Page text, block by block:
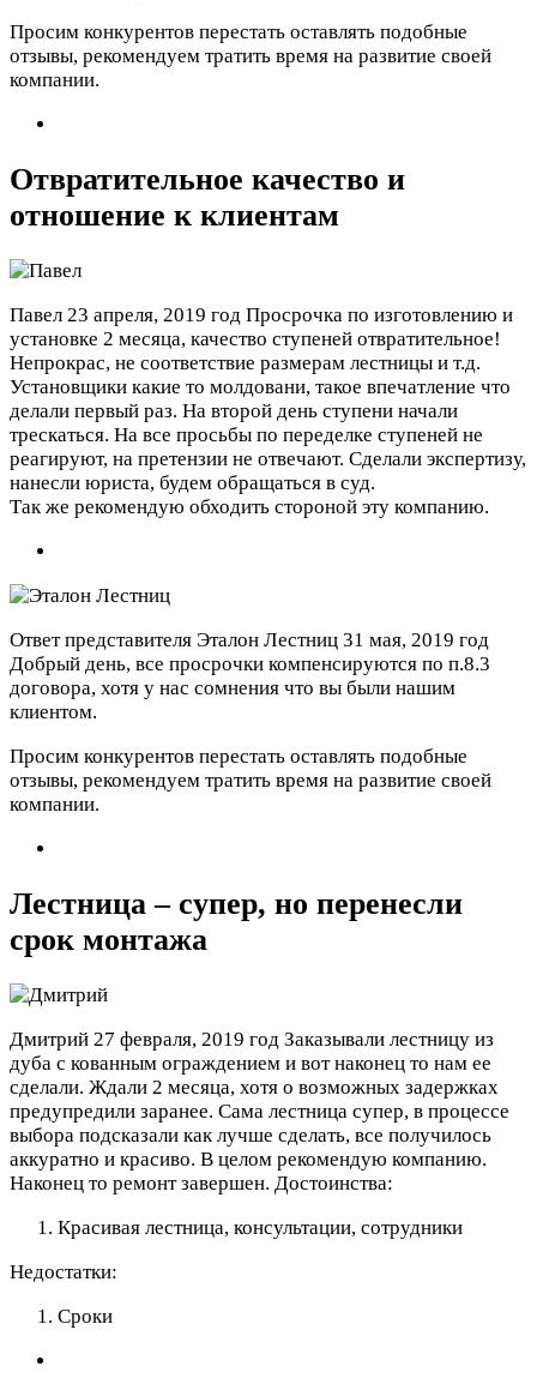
Просим конкурентов перестать оставлять подобные
отзывы, рекомендуем тратить время на развитие своей
компании.
Отвратительное качество и
отношение к клиентам
Павел 23 апреля, 2019 год Просрочка по изготовлению и
установке 2 месяца, качество ступеней отвратительное!
Непрокрас, не соответствие размерам лестницы и т.д.
Установщики какие то молдовани, такое впечатление что
делали первый раз. На второй день ступени начали
трескаться. На все просьбы по переделке ступеней не
реагируют, на претензии не отвечают. Сделали экспертизу,
нанесли юриста, будем обращаться в суд.
Так же рекомендую обходить стороной эту компанию.
Ответ представителя Эталон Лестниц 31 мая, 2019 год
Добрый день, все просрочки компенсируются по п.8.3
договора, хотя у нас сомнения что вы были нашим
клиентом.
Просим конкурентов перестать оставлять подобные
отзывы, рекомендуем тратить время на развитие своей
компании.
Лестница – супер, но перенесли
срок монтажа
Дмитрий 27 февраля, 2019 год Заказывали лестницу из
дуба с кованным ограждением и вот наконец то нам ее
сделали. Ждали 2 месяца, хотя о возможных задержках
предупредили заранее. Сама лестница супер, в процессе
выбора подсказали как лучше сделать, все получилось
аккуратно и красиво. В целом рекомендую компанию.
Наконец то ремонт завершен. Достоинства:
Красивая лестница, консультации, сотрудники
Недостатки:
Сроки